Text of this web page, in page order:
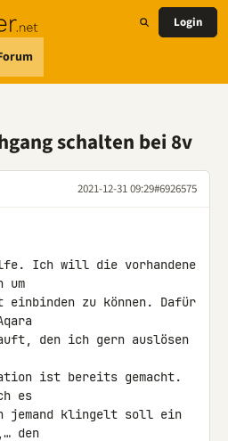
Login
schalten bei 8v
2021-12-31 09:29#6926575
Ich will die vorhandene
um
einbinden zu können. Dafür
den ich gern auslösen
ist bereits gemacht.
es
jemand klingelt soll ein
den